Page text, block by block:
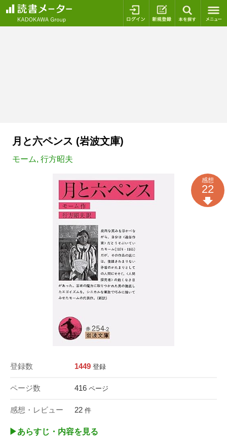
ログイン 新規登録
月と六ペンス (岩波文庫)
モーム, 行方昭夫
登録数 1449 登録
ページ数 416 ページ
感想・レビュー 22 件
感想
22
▶︎あらすじ・内容を見る